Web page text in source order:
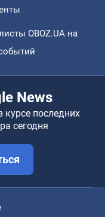
OBOZ.UA на
News
последних
сегодня